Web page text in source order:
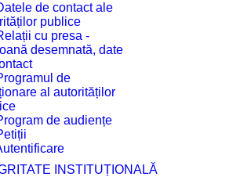
de contact ale
publice
cu presa -
desemnată, date
de
al autorităților
de audiențe
INSTITUȚIONALĂ